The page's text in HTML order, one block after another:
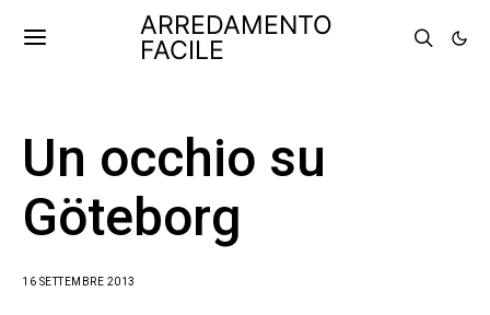
ARREDAMENTO
FACILE
Un occhio su
Göteborg
16 SETTEMBRE 2013